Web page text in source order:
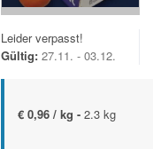
Leider verpasst!
Gültig: 27.11. - 03.12.
€ 0,96 / kg - 2.3 kg